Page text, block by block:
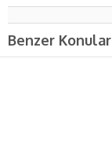
Benzer Konular